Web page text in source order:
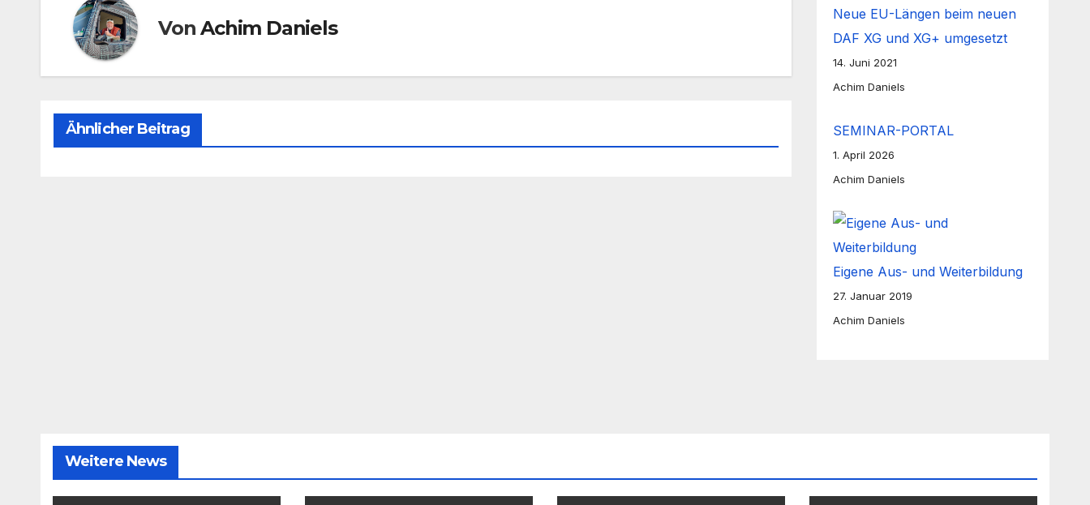
VonAchim Daniels
Ähnlicher Beitrag
Neue EU-Längen beim neuen
DAF XG und XG+ umgesetzt
14. Juni 2021
Achim Daniels
SEMINAR-PORTAL
1. April 2026
Achim Daniels
Eigene Aus- und Weiterbildung
27. Januar 2019
Achim Daniels
Weitere News